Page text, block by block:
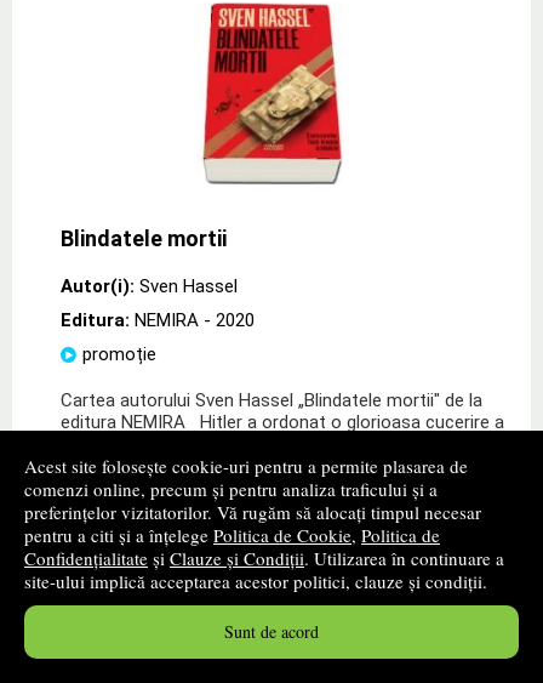
Acest site folosește cookie-uri pentru a permite plasarea de
comenzi online, precum și pentru analiza traficului și a
preferințelor vizitatorilor. Vă rugăm să alocați timpul necesar
pentru a citi și a înțelege Politica de Cookie, Politica de
Confidențialitate și Clauze și Condiții. Utilizarea în continuare a
site-ului implică acceptarea acestor politici, clauze și condiții.
Sunt de acord
Blindatele mortii
Autor(i): Sven Hassel
Editura: NEMIRA - 2020
promoție
Cartea autorului Sven Hassel „Blindatele mortii" de la
editura NEMIRA Hitler a ordonat o glorioasa cucerire a
33,26lei
PRP:45,00 lei
Disponibilitate: In stoc furnizor
Timp confirmare stoc: 1 - 2 zile lucratoare
cumpără